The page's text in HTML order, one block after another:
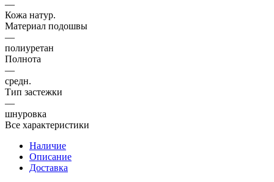
—
Кожа натур.
Материал подошвы
—
полиуретан
Полнота
—
средн.
Тип застежки
—
шнуровка
Все характеристики
Наличие
Описание
Доставка